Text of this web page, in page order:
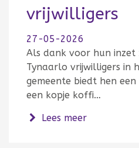
vrijwilligers
27-05-2026
Als dank voor hun inzet
Tynaarlo vrijwilligers in
gemeente biedt hen
een kopje koffi…
Lees meerover